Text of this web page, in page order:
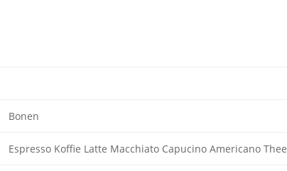
Bonen
Espresso Koffie Latte Macchiato Capucino Americano Thee